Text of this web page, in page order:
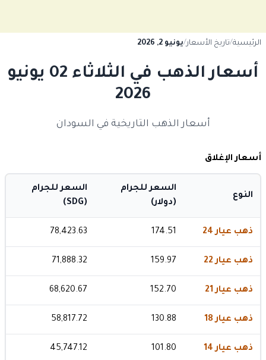
الرئيسية/تاريخ الأسعار/يونيو 2, 2026
أسعار الذهب في الثلاثاء 02 يونيو
2026
أسعار الذهب التاريخية في السودان
أسعار الإغلاق
النوع
السعر للجرام
(دولار)
السعر للجرام
(SDG)
ذهب عيار 24 174.51
78,423.63
ذهب عيار 22 159.97
71,888.32
ذهب عيار 21 152.70
68,620.67
ذهب عيار 18 130.88
58,817.72
ذهب عيار 14 101.80
45,747.12